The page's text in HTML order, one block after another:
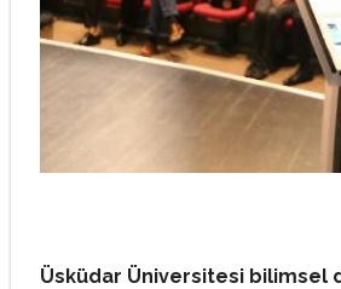
Üsküdar Üniversitesi bilimsel